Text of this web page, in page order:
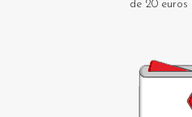
de 20 euros